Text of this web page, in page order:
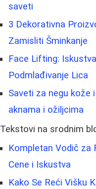
saveti
3 Dekorativna
Zamisliti Šminkanje
Face Lifting:
Podmlađivanje Lica
Saveti za negu kože
aknama i ožiljcima
Tekstovi na srodnim
Kompletan Vodič za
Cene i Iskustva
Kako Se Reći Višku